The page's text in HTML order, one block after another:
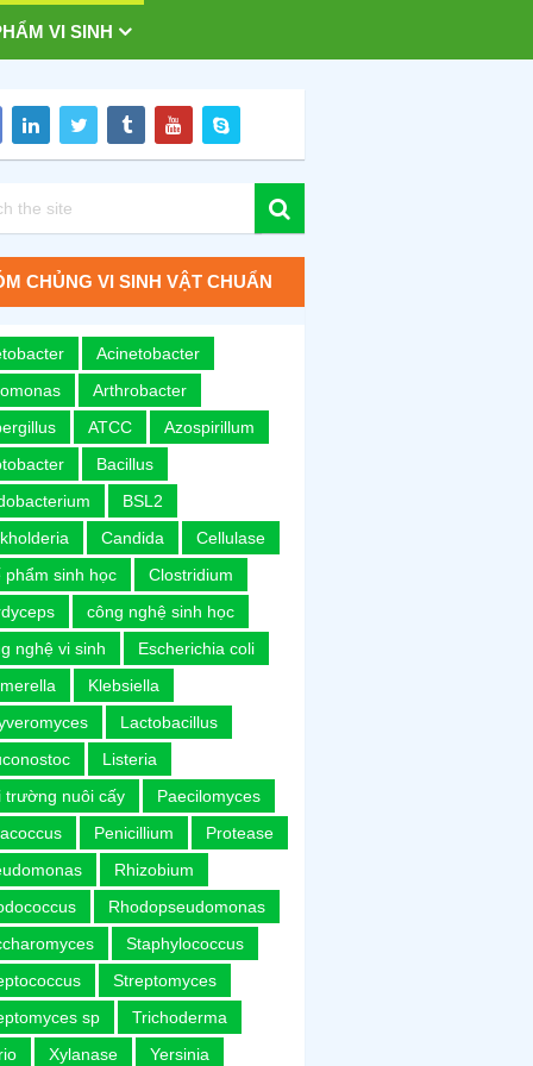
VI SINH
CHỦNG VI SINH VẬT CHUẨN
Acinetobacter
Arthrobacter
ATCC
Azospirillum
Bacillus
BSL2
Candida
Cellulase
phẩm sinh học
Clostridium
công nghệ sinh học
nghệ vi sinh
Escherichia coli
Klebsiella
Lactobacillus
Listeria
trường nuôi cấy
Paecilomyces
Penicillium
Protease
Rhizobium
Rhodopseudomonas
Staphylococcus
Streptomyces
sp
Trichoderma
Xylanase
Yersinia